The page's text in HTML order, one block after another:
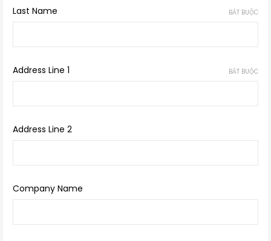
Last Name BẮT BUỘC
Address Line 1 BẮT BUỘC
Address Line 2
Company Name